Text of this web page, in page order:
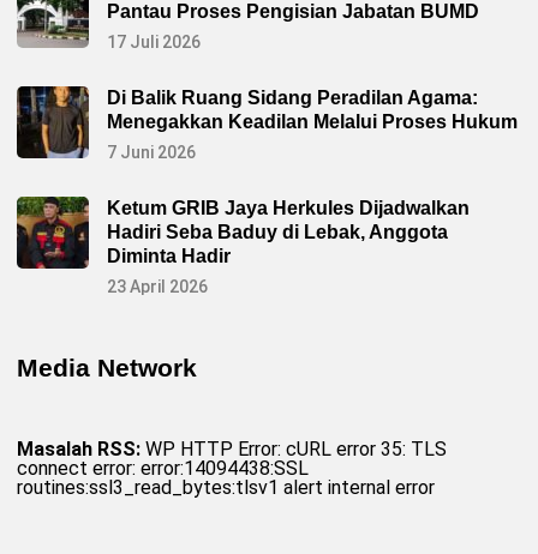
Pantau Proses Pengisian Jabatan BUMD
17 Juli 2026
Di Balik Ruang Sidang Peradilan Agama:
Menegakkan Keadilan Melalui Proses Hukum
7 Juni 2026
Ketum GRIB Jaya Herkules Dijadwalkan
Hadiri Seba Baduy di Lebak, Anggota
Diminta Hadir
23 April 2026
Media Network
Masalah RSS: WP HTTP Error: cURL error 35: TLS
connect error: error:14094438:SSL
routines:ssl3_read_bytes:tlsv1 alert internal error